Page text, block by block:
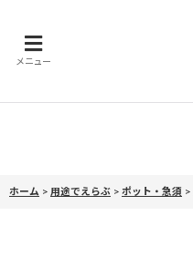
メニュー
ホーム > 用途でえらぶ > ポット・急須 >